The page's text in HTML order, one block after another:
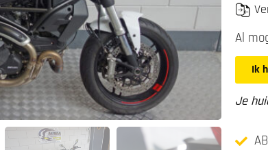
Al
Ik
Je